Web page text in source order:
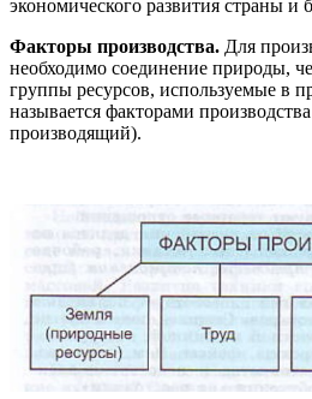
экономического развития страны и
Факторы производства. Для
необходимо соединение природы,
группы ресурсов, используемые в
называется факторами
производящий).